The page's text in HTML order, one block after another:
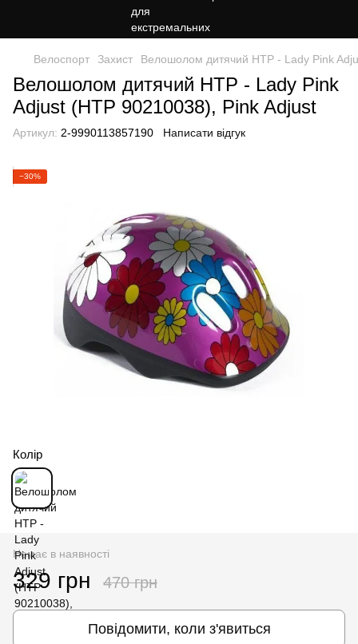
Велоспорт Захист Велошолом дитячий HTP - Lady Pink
Велошолом дитячий HTP - Lady Pink
Adjust (HTP 90210038), Pink Adjust
Артикул: 2-9990113857190 Написати відгук
−30%
Колір
Немає в наявності
329 грн 470 грн
Повідомити, коли з'явиться